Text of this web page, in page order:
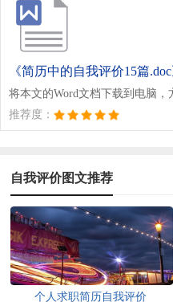
《简历中的自我评价15篇.doc
将本文的Word文档下载到电脑，
推荐度：
自我评价图文推荐
个人求职简历自我评价